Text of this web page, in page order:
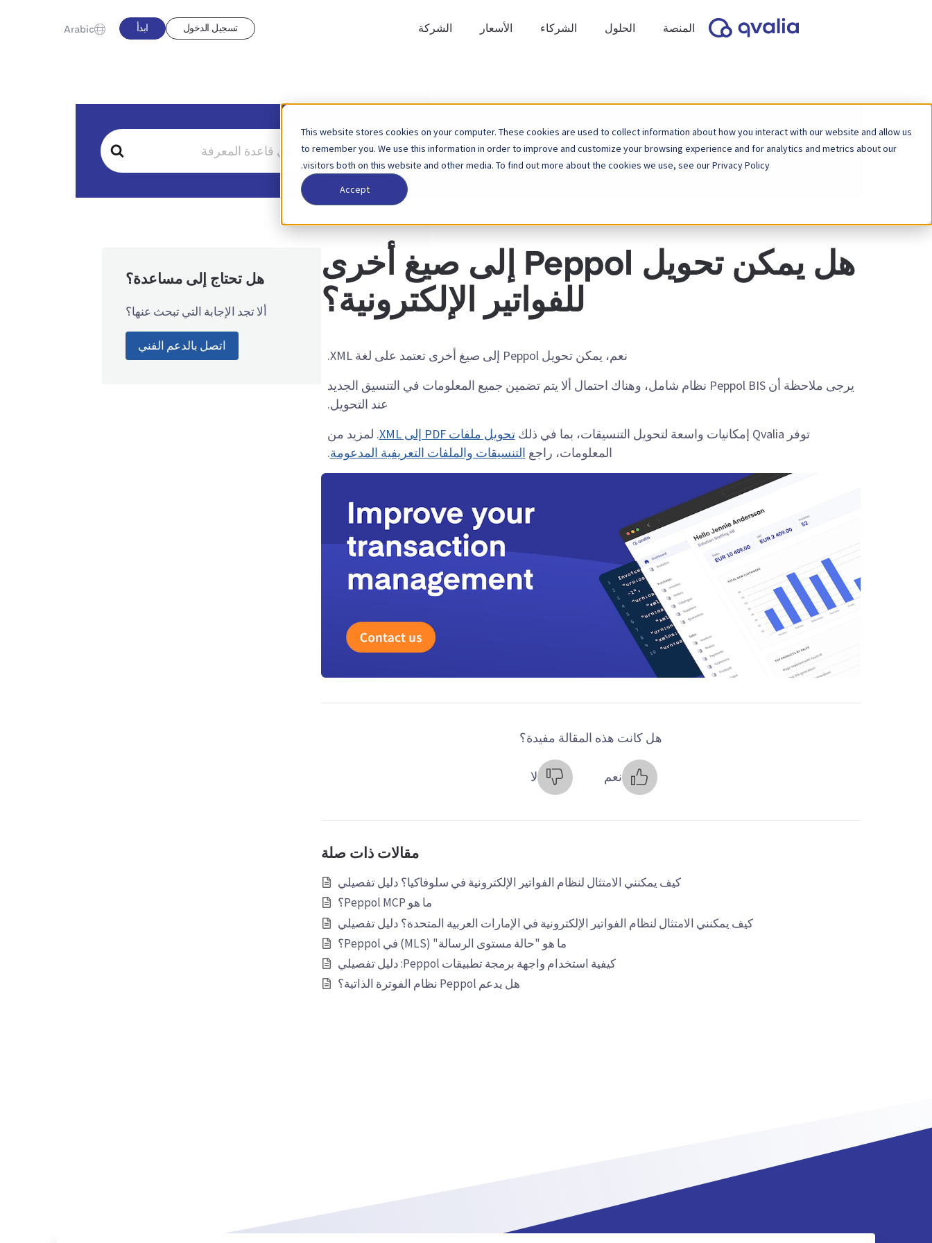
This website stores cookies on your computer. These cookies are used to collect information about how you interact with our website and allow us
to remember you. We use this information in order to improve and customize your browsing experience and for analytics and metrics about our
visitors both on this website and other media. To find out more about the cookies we use, see our Privacy Policy.
Accept
المنصة الحلول الشركاء الأسعار الشركة تسجيل الدخول ابدأ Arabic
ابحث
عن
الصفحة الرئيسية قاعدة المعرفة
الفوترة الإلكترونية
الصفحة الرئيسية
قاعدة المعرفة بيبول
هل يمكن تحويل Peppol إلى صيغ أخرى
للفواتير الإلكترونية؟
نعم، يمكن تحويل Peppol إلى صيغ أخرى تعتمد على لغة XML.
يرجى ملاحظة أن Peppol BIS نظام شامل، وهناك احتمال ألا يتم تضمين جميع المعلومات في التنسيق الجديد
عند التحويل.
توفر Qvalia إمكانيات واسعة لتحويل التنسيقات، بما في ذلك
تحويل ملفات PDF إلى XML
. لمزيد من
المعلومات، راجع التنسيقات والملفات التعريفية المدعومة.
هل كانت هذه المقالة مفيدة؟
نعم لا
مقالات ذات صلة
كيف يمكنني الامتثال لنظام الفواتير الإلكترونية في سلوفاكيا؟ دليل تفصيلي
ما هو Peppol MCP؟
كيف يمكنني الامتثال لنظام الفواتير الإلكترونية في الإمارات العربية المتحدة؟ دليل تفصيلي
ما هو "حالة مستوى الرسالة" (MLS) في Peppol؟
كيفية استخدام واجهة برمجة تطبيقات Peppol: دليل تفصيلي
هل يدعم Peppol نظام الفوترة الذاتية؟
هل تحتاج إلى مساعدة؟
ألا تجد الإجابة التي تبحث عنها؟
اتصل بالدعم الفني